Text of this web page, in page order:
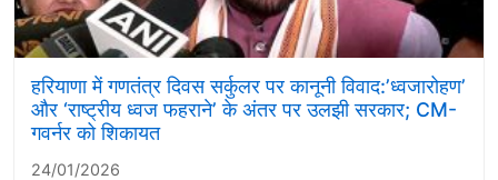
हरियाणा में गणतंत्र दिवस सर्कुलर पर कानूनी विवाद:’ध्वजारोहण’
और ‘राष्ट्रीय ध्वज फहराने’ के अंतर पर उलझी सरकार; CM-
गवर्नर को शिकायत
24/01/2026